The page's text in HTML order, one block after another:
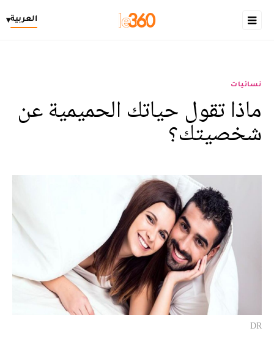
العربية▾
نسائيات
ماذا تقول حياتك الحميمية عن
شخصيتك؟
DR